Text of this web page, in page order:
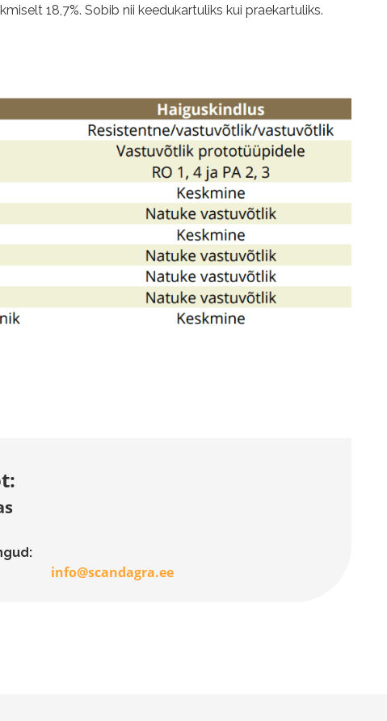
18,7%. Sobib nii keedukartuliks kui praekartuliks.
info@scandagra.ee